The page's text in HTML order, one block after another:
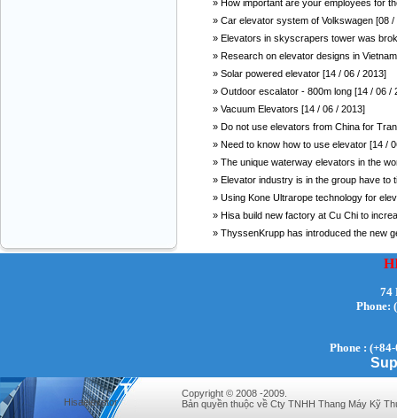
» How important are your employees for
» Car elevator system of Volkswagen [08 /
» Elevators in skyscrapers tower was
» Research on elevator designs in
» Solar powered elevator [14 / 06 / 2013]
» Outdoor escalator - 800m long [14 / 06 /
» Vacuum Elevators [14 / 06 / 2013]
» Do not use elevators from China for
» Need to know how to use elevator [14 /
» The unique waterway elevators in the
» Elevator industry is in the group have to
» Using Kone Ultrarope technology for
» Hisa build new factory at Cu Chi to
» ThyssenKrupp has introduced the new
74
Phone:
Phone :
Hisaelevator
Copyright © 2008 -2009.
Bản quyền thuộc về Cty TNHH Thang Máy Kỹ